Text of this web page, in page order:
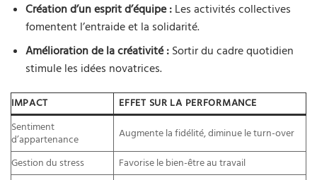
Création d’un esprit d’équipe :Les activités collectives
fomentent l’entraide et la solidarité.
Amélioration de la créativité :Sortir du cadre quotidien
stimule les idées novatrices.
IMPACT
EFFET SUR LA PERFORMANCE
Sentiment
d’appartenance
Augmente la fidélité, diminue le turn-over
Gestion du stress
Favorise le bien-être au travail